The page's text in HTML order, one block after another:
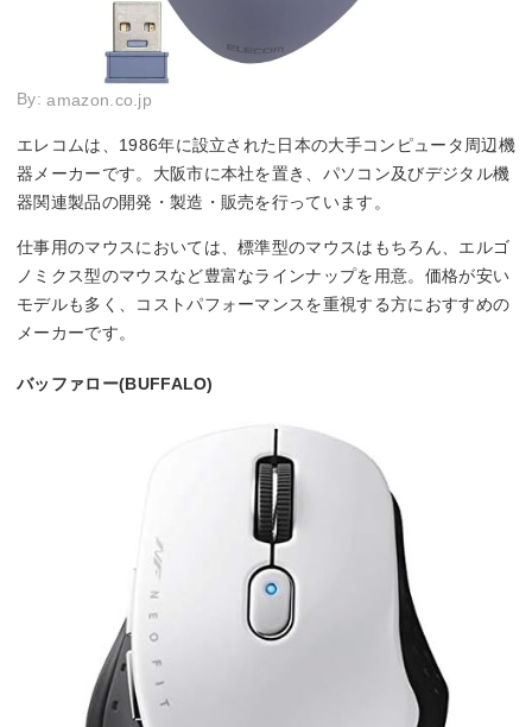
By:amazon.co.jp
エレコムは、1986年に設立された日本の大手コンピュータ周辺機
器メーカーです。大阪市に本社を置き、パソコン及びデジタル機
器関連製品の開発・製造・販売を行っています。
仕事用のマウスにおいては、標準型のマウスはもちろん、エルゴ
ノミクス型のマウスなど豊富なラインナップを用意。価格が安い
モデルも多く、コストパフォーマンスを重視する方におすすめの
メーカーです。
バッファロー(BUFFALO)